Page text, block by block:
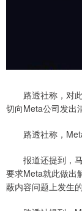
路透社称，对此
切向Meta公司发出
路透社称，Meta
报道还提到，马
要求Meta就此做出
蔽内容问题上发生